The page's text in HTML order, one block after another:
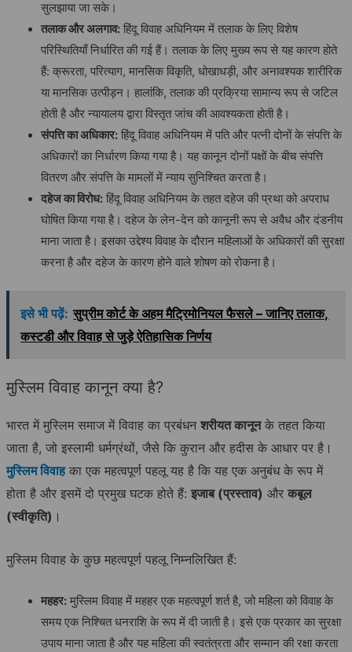
सुलझाया जा सके।
तलाकऔरअलगाव:हिंदू विवाह अधिनियम में तलाक के लिए विशेष
परिस्थितियाँ निर्धारित की गई हैं। तलाक के लिए मुख्य रूप से यह कारण होते
हैं: क्रूरता, परित्याग, मानसिक विकृति, धोखाधड़ी, और अनावश्यक शारीरिक
या मानसिक उत्पीड़न। हालांकि, तलाक की प्रक्रिया सामान्य रूप से जटिल
होती है और न्यायालय द्वारा विस्तृत जांच की आवश्यकता होती है।
संपत्तिकाअधिकार:हिंदू विवाह अधिनियम में पति और पत्नी दोनों के संपत्ति के
अधिकारों का निर्धारण किया गया है। यह कानून दोनों पक्षों के बीच संपत्ति
वितरण और संपत्ति के मामलों में न्याय सुनिश्चित करता है।
दहेजकाविरोध:हिंदू विवाह अधिनियम के तहत दहेज की प्रथा को अपराध
घोषित किया गया है। दहेज के लेन-देन को कानूनी रूप से अवैध और दंडनीय
माना जाता है। इसका उद्देश्य विवाह के दौरान महिलाओं के अधिकारों की सुरक्षा
करना है और दहेज के कारण होने वाले शोषण को रोकना है।
इसे भी पढ़ें: सुप्रीम कोर्ट के अहम मैट्रिमोनियल फैसले – जानिए तलाक,
कस्टडी और विवाह से जुड़े ऐतिहासिक निर्णय
मुस्लिम विवाह कानून क्या है?
भारत में मुस्लिम समाज में विवाह का प्रबंधन शरीयत कानूनके तहत किया
जाता है, जो इस्लामी धर्मग्रंथों, जैसे कि कुरान और हदीस के आधार पर है।
मुस्लिम विवाहका एक महत्वपूर्ण पहलू यह है कि यह एक अनुबंध के रूप में
होता है और इसमें दो प्रमुख घटक होते हैं: इजाब (प्रस्ताव) और कबूल
(स्वीकृति) ।
मुस्लिम विवाह के कुछ महत्वपूर्ण पहलू निम्नलिखित हैं:
महहर:मुस्लिम विवाह में महहर एक महत्वपूर्ण शर्त है, जो महिला को विवाह के
समय एक निश्चित धनराशि के रूप में दी जाती है। इसे एक प्रकार का सुरक्षा
उपाय माना जाता है और यह महिला की स्वतंत्रता और सम्मान की रक्षा करता